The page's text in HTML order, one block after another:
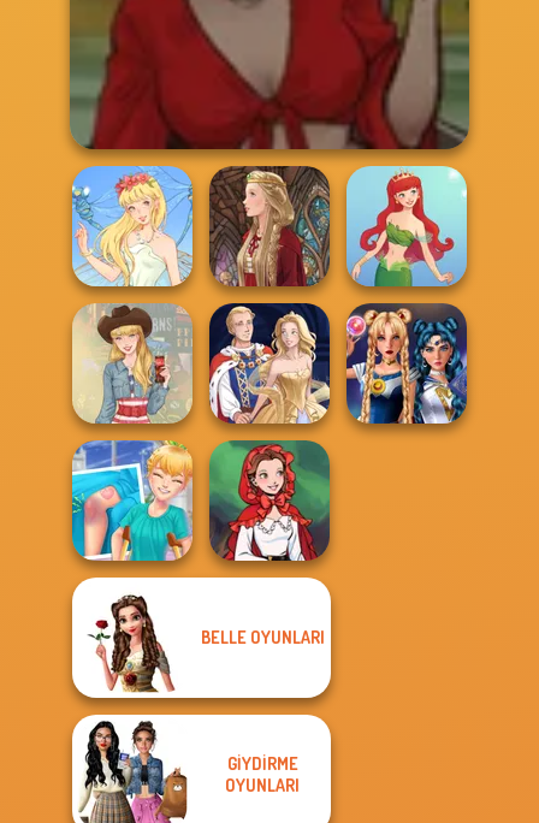
Thumbelina Medieval Doll Cute Mermaid
Americana Sun Dress
Knee Case
Simulator
Little Red Riding
BELLE OYUNLARI
GIYDIRME
OYUNLARI